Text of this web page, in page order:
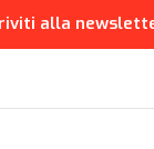
alla